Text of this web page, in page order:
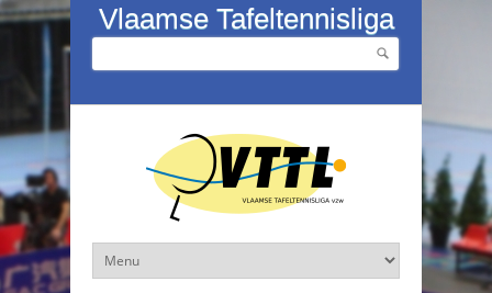
Overslaan en naar de inhoud gaan
Vlaamse Tafeltennisliga
Zoekveld